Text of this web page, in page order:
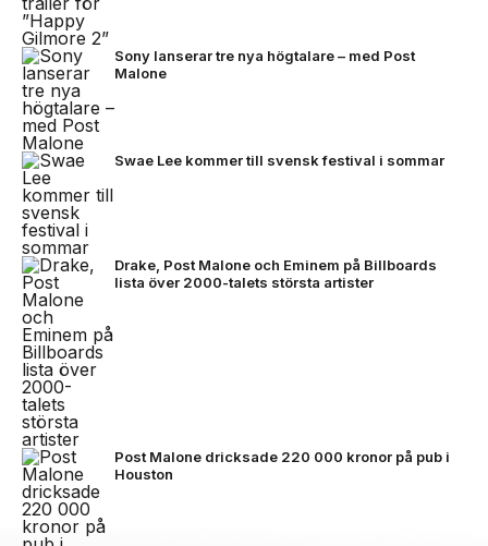
Sony lanserar tre nya högtalare – med Post
Malone
Swae Lee kommer till svensk festival i sommar
Drake, Post Malone och Eminem på Billboards
lista över 2000-talets största artister
Post Malone dricksade 220 000 kronor på pub i
Houston